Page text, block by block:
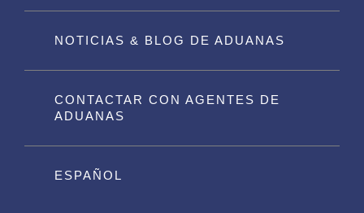
NOTICIAS & BLOG DE ADUANAS
CONTACTAR CON AGENTES DE
ADUANAS
ESPAÑOL